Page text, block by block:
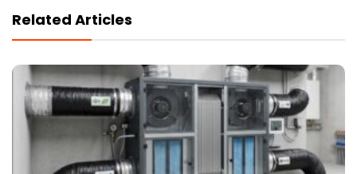
Related Articles